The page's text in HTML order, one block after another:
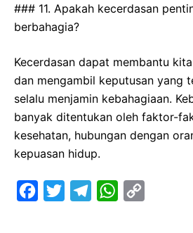
### 11. Apakah kecerdasan
berbahagia?
Kecerdasan dapat membantu
dan mengambil keputusan yang
selalu menjamin kebahagiaan.
banyak ditentukan oleh faktor-
kesehatan, hubungan dengan
kepuasan hidup.
W